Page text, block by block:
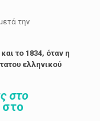
την
το 1834, όταν η
ελληνικού
στο
στο